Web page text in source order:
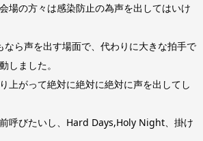
場の方々は感染防止の為声を出してはいけ
なら声を出す場面で、代わりに大きな拍手で
しました。
上がって絶対に絶対に絶対に声を出してし
呼びたいし、Hard Days,Holy Night、掛け